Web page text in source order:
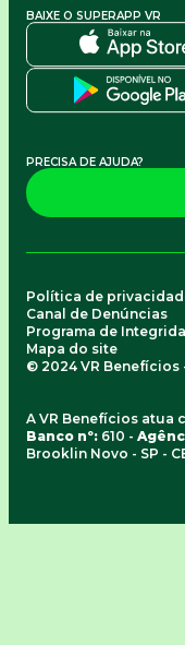
BAIXE O SUPERAPP VR
PRECISA DE AJUDA?
© 2024 VR Benefícios
Política de
Canal de Denúncias
Programa de
Mapa do site
A VR Benefícios atua
Banco nº: 610 -
Brooklin Novo - SP -